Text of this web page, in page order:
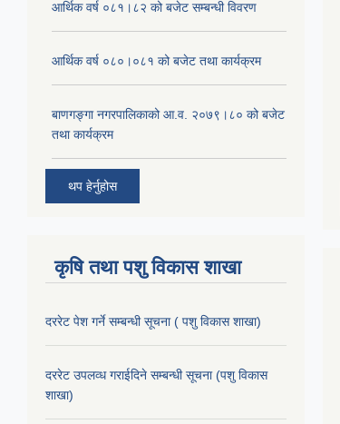
आर्थिक वर्ष ०८१।८२ को बजेट सम्बन्धी विवरण
आर्थिक वर्ष ०८०।०८१ को बजेट तथा कार्यक्रम
बाणगङ्गा नगरपालिकाको आ.व. २०७९।८० को बजेट
तथा कार्यक्रम
थप हेर्नुहोस
कृषि तथा पशु विकास शाखा
दररेट पेश गर्ने सम्बन्धी सूचना ( पशु विकास शाखा)
दररेट उपलव्ध गराईदिने सम्बन्धी सूचना (पशु विकास
शाखा)